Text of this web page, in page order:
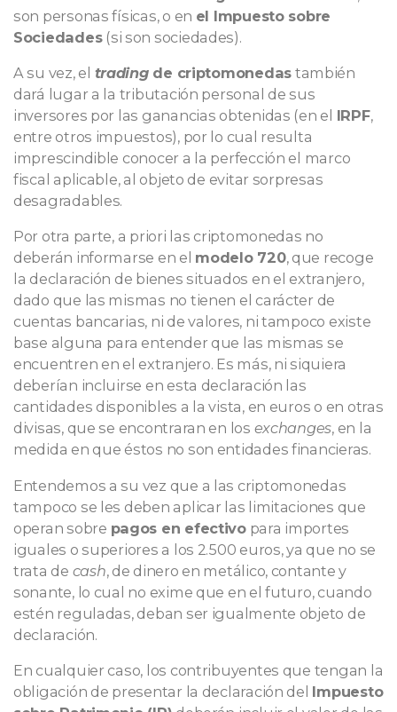
son personas físicas, o en el Impuesto sobre
Sociedades(si son sociedades).
A su vez, el tradingde criptomonedas también
dará lugar a la tributación personal de sus
inversores por las ganancias obtenidas (en el IRPF,
entre otros impuestos), por lo cual resulta
imprescindible conocer a la perfección el marco
fiscal aplicable, al objeto de evitar sorpresas
desagradables.
Por otra parte, a priori las criptomonedas no
deberán informarse en el modelo 720, que recoge
la declaración de bienes situados en el extranjero,
dado que las mismas no tienen el carácter de
cuentas bancarias, ni de valores, ni tampoco existe
base alguna para entender que las mismas se
encuentren en el extranjero. Es más, ni siquiera
deberían incluirse en esta declaración las
cantidades disponibles a la vista, en euros o en otras
divisas, que se encontraran en los exchanges, en la
medida en que éstos no son entidades financieras.
Entendemos a su vez que a las criptomonedas
tampoco se les deben aplicar las limitaciones que
operan sobre pagos en efectivopara importes
iguales o superiores a los 2.500 euros, ya que no se
trata de cash, de dinero en metálico, contante y
sonante, lo cual no exime que en el futuro, cuando
estén reguladas, deban ser igualmente objeto de
declaración.
En cualquier caso, los contribuyentes que tengan la
obligación de presentar la declaración del Impuesto